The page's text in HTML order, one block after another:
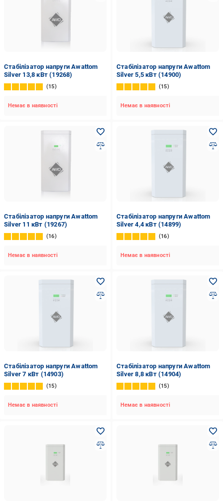
Стабілізатор напруги Awattom
Silver 13,8 кВт (19268)
15
Немає в наявності
Стабілізатор напруги Awattom
Silver 5,5 кВт (14900)
15
Немає в наявності
Стабілізатор напруги Awattom
Silver 11 кВт (19267)
16
Немає в наявності
Стабілізатор напруги Awattom
Silver 4,4 кВт (14899)
16
Немає в наявності
Стабілізатор напруги Awattom
Silver 7 кВт (14903)
15
Немає в наявності
Стабілізатор напруги Awattom
Silver 8,8 кВт (14904)
15
Немає в наявності